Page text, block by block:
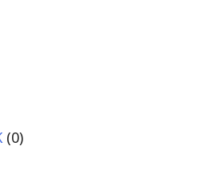
(0)